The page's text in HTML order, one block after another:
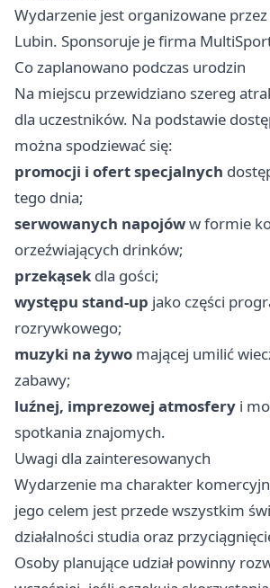
Wydarzenie jest organizowane
Lubin. Sponsoruje je firma
Co zaplanowano podczas urodzin
Na miejscu przewidziano szereg
dla uczestników. Na podstawie
można spodziewać się:
promocji i ofert specjalnych
tego dnia;
serwowanych napojóww formie
orzeźwiających drinków;
przekąsek dla gości;
występu stand-up jako części
rozrywkowego;
muzyki na żywo mającej umilić
zabawy;
luźnej, imprezowej atmosfery i
spotkania znajomych.
Uwagi dla zainteresowanych
Wydarzenie ma charakter
jego celem jest przede wszystkim
działalności studia oraz
Osoby planujące udział powinny